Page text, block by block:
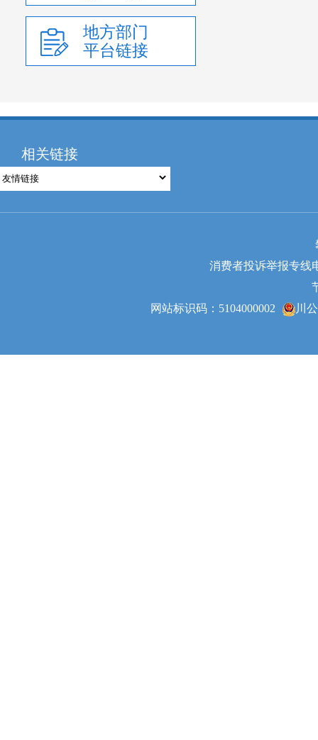
地方部门
平台链接
相关链接
消费者投诉举报专线
网站标识码：5104000002
川